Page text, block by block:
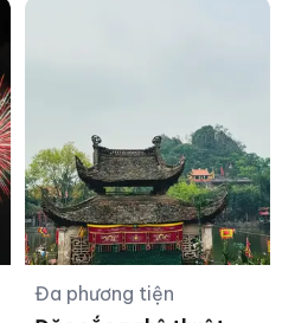
Đa phương tiện